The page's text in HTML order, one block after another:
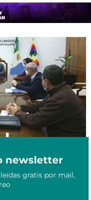
los lineamientos y
newsletter
gratis por mail,